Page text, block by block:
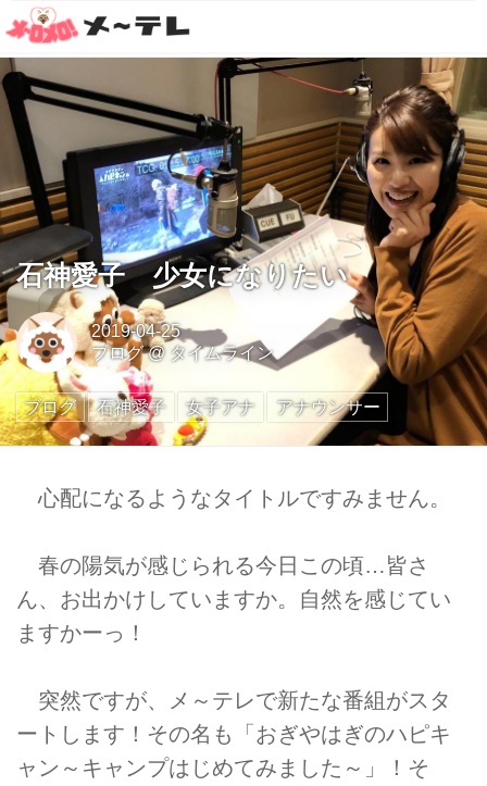
石神愛子 少女になりたい
2019-04-25
ブログ@ タイムライン
ブログ 石神愛子 女子アナ アナウンサー
心配になるようなタイトルですみません。
春の陽気が感じられる今日この頃…皆さ
ん、お出かけしていますか。自然を感じてい
ますかーっ！
突然ですが、メ～テレで新たな番組がスタ
ートします！その名も「おぎやはぎのハピキ
ャン～キャンプはじめてみました～」！そ